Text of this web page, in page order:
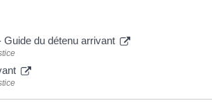
du détenu arrivant